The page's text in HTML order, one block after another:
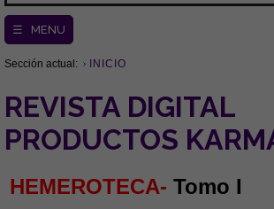
☰ MENU
Sección actual: INICIO
REVISTA DIGITAL
PRODUCTOS
HEMEROTECA- Tomo I